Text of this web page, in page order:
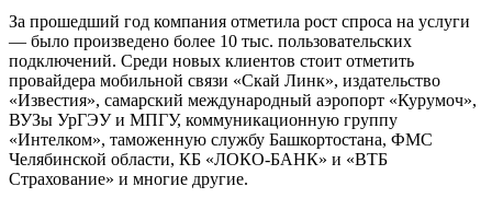
За прошедший год компания отметила рост спроса на услуги
— было произведено более 10 тыс. пользовательских
подключений. Среди новых клиентов стоит отметить
провайдера мобильной связи «Скай Линк», издательство
«Известия», самарский международный аэропорт «Курумоч»,
ВУЗы УрГЭУ и МПГУ, коммуникационную группу
«Интелком», таможенную службу Башкортостана, ФМС
Челябинской области, КБ «ЛОКО-БАНК» и «ВТБ
Страхование» и многие другие.